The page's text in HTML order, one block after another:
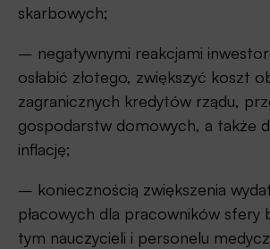
skarbowych;
– negatywnymi reakcjami
osłabić złotego, zwiększyć koszt
zagranicznych kredytów rządu,
gospodarstw domowych, a także
inflację;
– koniecznością zwiększenia
płacowych dla pracowników sfery
tym nauczycieli i personelu